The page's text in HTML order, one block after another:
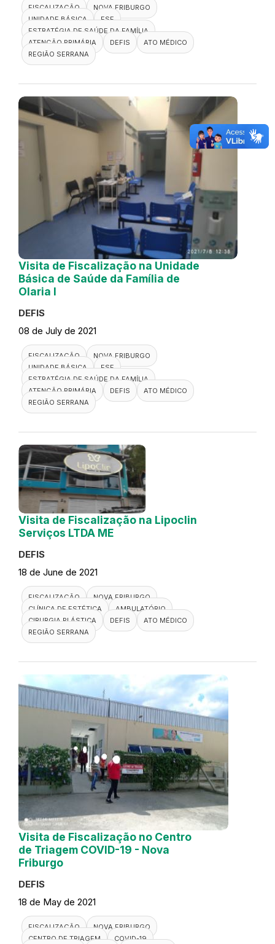
FISCALIZAÇÃO
NOVA FRIBURGO
UNIDADE BÁSICA
ESF
ESTRATÉGIA DE SAÚDE DA FAMÍLIA
ATENÇÃO PRIMÁRIA
DEFIS
ATO MÉDICO
REGIÃO SERRANA
Visita de Fiscalização na Unidade
Básica de Saúde da Família de
Olaria I
DEFIS
08 de July de 2021
FISCALIZAÇÃO
NOVA FRIBURGO
UNIDADE BÁSICA
ESF
ESTRATÉGIA DE SAÚDE DA FAMÍLIA
ATENÇÃO PRIMÁRIA
DEFIS
ATO MÉDICO
REGIÃO SERRANA
Visita de Fiscalização na Lipoclin
Serviços LTDA ME
DEFIS
18 de June de 2021
FISCALIZAÇÃO
NOVA FRIBURGO
CLÍNICA DE ESTÉTICA
AMBULATÓRIO
CIRURGIA PLÁSTICA
DEFIS
ATO MÉDICO
REGIÃO SERRANA
Visita de Fiscalização no Centro
de Triagem COVID-19 - Nova
Friburgo
DEFIS
18 de May de 2021
FISCALIZAÇÃO
NOVA FRIBURGO
CENTRO DE TRIAGEM
COVID-19